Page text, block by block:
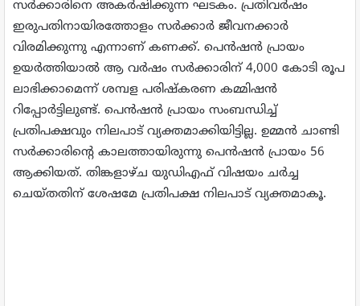
സര്‍ക്കാരിനെ അകര്‍ഷിക്കുന്ന ഘടകം. പ്രതിവര്‍ഷം
ഇരുപതിനായിരത്തോളം സര്‍ക്കാര്‍ ജീവനക്കാര്‍
വിരമിക്കുന്നു എന്നാണ് കണക്ക്. പെന്‍ഷന്‍ പ്രായം
ഉയര്‍ത്തിയാല്‍ ആ വര്‍ഷം സര്‍ക്കാരിന് 4,000 കോടി രൂപ
ലാഭിക്കാമെന്ന് ശമ്പള പരിഷ്‌കരണ കമ്മിഷന്‍
റിപ്പോര്‍ട്ടിലുണ്ട്. പെന്‍ഷന്‍ പ്രായം സംബന്ധിച്ച്
പ്രതിപക്ഷവും നിലപാട് വ്യക്തമാക്കിയിട്ടില്ല. ഉമ്മന്‍ ചാണ്ടി
സര്‍ക്കാരിന്റെ കാലത്തായിരുന്നു പെന്‍ഷന്‍ പ്രായം 56
ആക്കിയത്. തിങ്കളാഴ്ച യുഡിഎഫ് വിഷയം ചര്‍ച്ച
ചെയ്തതിന് ശേഷമേ പ്രതിപക്ഷ നിലപാട് വ്യക്തമാകൂ.